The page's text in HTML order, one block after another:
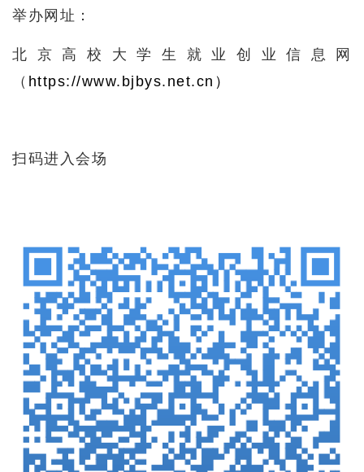
举办网址：
北京高校大学生就业创业信息网
（ https://www.bjbys.net.cn）
扫码进入会场